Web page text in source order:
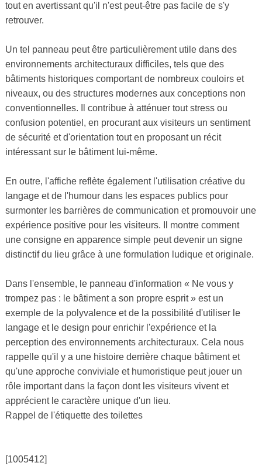
tout en avertissant qu'il n'est peut-être pas facile de s'y
retrouver.
Un tel panneau peut être particulièrement utile dans des
environnements architecturaux difficiles, tels que des
bâtiments historiques comportant de nombreux couloirs et
niveaux, ou des structures modernes aux conceptions non
conventionnelles. Il contribue à atténuer tout stress ou
confusion potentiel, en procurant aux visiteurs un sentiment
de sécurité et d'orientation tout en proposant un récit
intéressant sur le bâtiment lui-même.
En outre, l'affiche reflète également l'utilisation créative du
langage et de l'humour dans les espaces publics pour
surmonter les barrières de communication et promouvoir une
expérience positive pour les visiteurs. Il montre comment
une consigne en apparence simple peut devenir un signe
distinctif du lieu grâce à une formulation ludique et originale.
Dans l'ensemble, le panneau d'information « Ne vous y
trompez pas : le bâtiment a son propre esprit » est un
exemple de la polyvalence et de la possibilité d'utiliser le
langage et le design pour enrichir l'expérience et la
perception des environnements architecturaux. Cela nous
rappelle qu'il y a une histoire derrière chaque bâtiment et
qu'une approche conviviale et humoristique peut jouer un
rôle important dans la façon dont les visiteurs vivent et
apprécient le caractère unique d'un lieu.
Rappel de l'étiquette des toilettes
[1005412]